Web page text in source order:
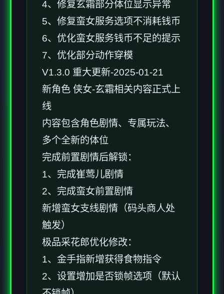
4、修复玄霜部分体位显示异常
5、修复蛮女服务选项不消耗钱币
6、优化蛮女服务钱币不足的提示
7、优化部分动作穿模
V1.3.0 重大更新-2025-01-21
新角色 侠女-玄霜相关内容正式上
线
内容包含角色剧情、专属玩法、
多个全新的体位
完成前置剧情后解锁：
1、完成崔莺儿剧情
2、完成蛮女前置剧情
新增蛮女支线剧情（码头商人处
触发）
极品采花郎优化修改：
1、金手指新增获得食物指令
2、设置增加是否锁帧选项（默认